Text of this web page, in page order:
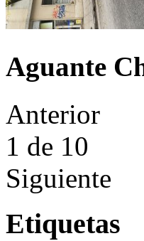
Aguante
Anterior
1 de 10
Siguiente
Etiquetas